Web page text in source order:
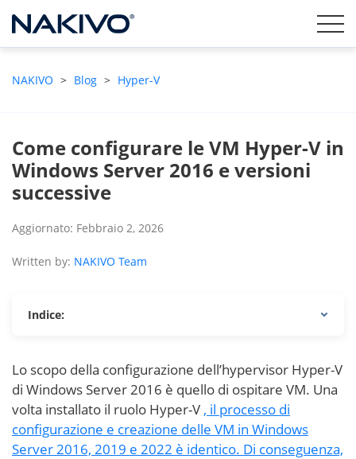
NAKIVO > Blog > Hyper-V
Come configurare le VM Hyper-V in
Windows Server 2016 e versioni
successive
Aggiornato: Febbraio 2, 2026
Written by: NAKIVO Team
Indice:
Lo scopo della configurazione dell’hypervisor Hyper-V
di Windows Server 2016 è quello di ospitare VM. Una
volta installato il ruolo Hyper-V , il processo di
configurazione e creazione delle VM in Windows
Server 2016, 2019 e 2022 è identico. Di conseguenza,